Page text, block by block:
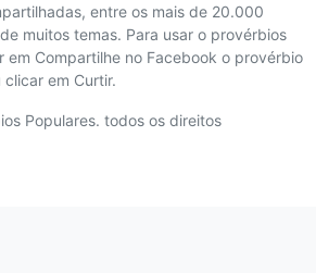
entre os mais de 20.000
muitos temas. Para usar o provérbios
em Compartilhe no Facebook o provérbio
em Curtir.
Populares. todos os direitos